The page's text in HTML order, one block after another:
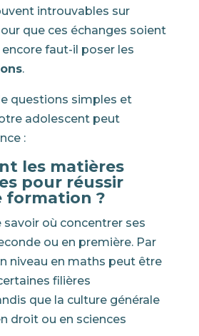
introuvables sur
que ces échanges soient
faut-il poser les
.
questions simples et
adolescent peut
:
les matières
pour réussir
formation ?
où concentrer ses
ou en première. Par
niveau en maths peut être
filières
que la culture générale
droit ou en sciences